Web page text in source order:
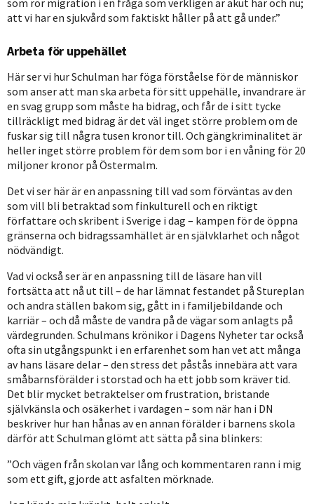
att vi har en sjukvård som faktiskt håller på att gå under.”
Arbeta för uppehället
Här ser vi hur Schulman har föga förståelse för de människor
som anser att man ska arbeta för sitt uppehälle, invandrare är
en svag grupp som måste ha bidrag, och får de i sitt tycke
tillräckligt med bidrag är det väl inget större problem om de
fuskar sig till några tusen kronor till. Och gängkriminalitet är
heller inget större problem för dem som bor i en våning för 20
miljoner kronor på Östermalm.
Det vi ser här är en anpassning till vad som förväntas av den
som vill bli betraktad som finkulturell och en riktigt
författare och skribent i Sverige i dag – kampen för de öppna
gränserna och bidragssamhället är en självklarhet och något
nödvändigt.
Vad vi också ser är en anpassning till de läsare han vill
fortsätta att nå ut till – de har lämnat festandet på Stureplan
och andra ställen bakom sig, gått in i familjebildande och
karriär – och då måste de vandra på de vägar som anlagts på
värdegrunden. Schulmans krönikor i Dagens Nyheter tar också
ofta sin utgångspunkt i en erfarenhet som han vet att många
av hans läsare delar – den stress det påstås innebära att vara
småbarnsförälder i storstad och ha ett jobb som kräver tid.
Det blir mycket betraktelser om frustration, bristande
självkänsla och osäkerhet i vardagen – som när han i DN
beskriver hur han hånas av en annan förälder i barnens skola
därför att Schulman glömt att sätta på sina blinkers:
”Och vägen från skolan var lång och kommentaren rann i mig
som ett gift, gjorde att asfalten mörknade.